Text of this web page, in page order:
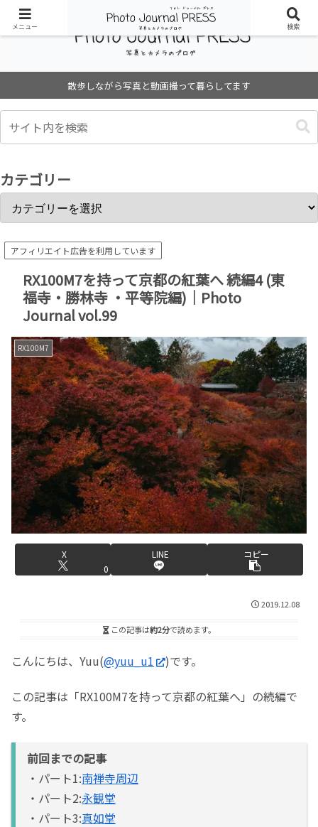
散歩しながら写真と動画撮って暮らしてます
カテゴリー
アフィリエイト広告を利用しています
RX100M7を持って京都の紅葉へ 続編4 (東
福寺・勝林寺 ・平等院編)｜Photo
Journal vol.99
RX100M7
X
0
LINE コピー
2019.12.08
この記事は約2分で読めます。
こんにちは、Yuu(@yuu_u1 )です。
この記事は「RX100M7を持って京都の紅葉へ」の続編で
す。
前回までの記事
・パート1:南禅寺周辺
・パート2:永観堂
・パート3:真如堂
メニュー 検索